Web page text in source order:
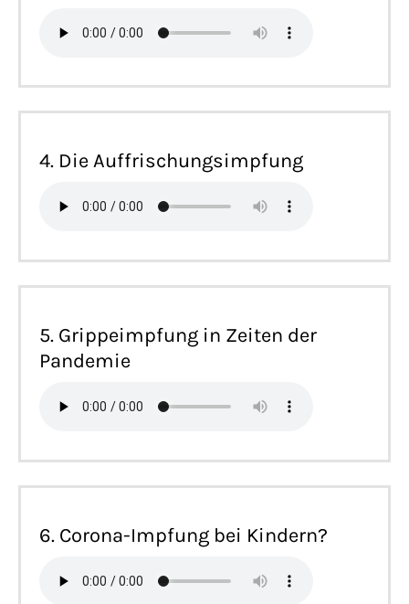
4. Die Auffrischungsimpfung
5. Grippeimpfung in Zeiten der
Pandemie
6. Corona-Impfung bei Kindern?